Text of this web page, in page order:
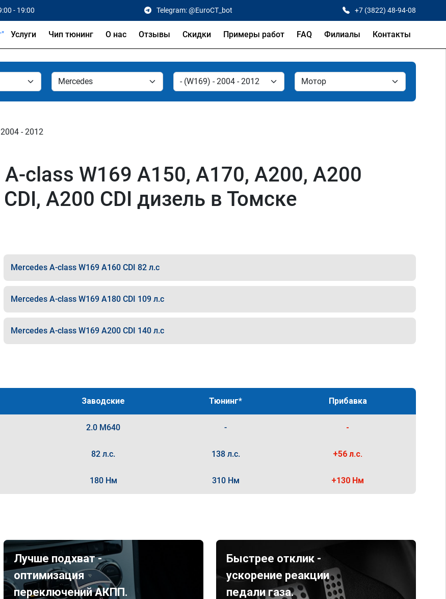
- 19:00 Telegram: @EuroCT_bot +7 (3822) 48-94-08
Услуги Чип тюнинг О нас Отзывы Скидки Примеры работ FAQ Филиалы Контакты
- 2012
class W169 A150, A170, A200, A200
A200 CDI дизель в Томске
Mercedes A-class W169 A160 CDI 82 л.с
Mercedes A-class W169 A180 CDI 109 л.с
Mercedes A-class W169 A200 CDI 140 л.с
Заводские Тюнинг* Прибавка
2.0 M640 - -
82 л.с. 138 л.с. +56 л.с.
180 Нм 310 Нм +130 Нм
Лучше подхват -
оптимизация
переключений АКПП.
Быстрее отклик -
ускорение реакции
педали газа.